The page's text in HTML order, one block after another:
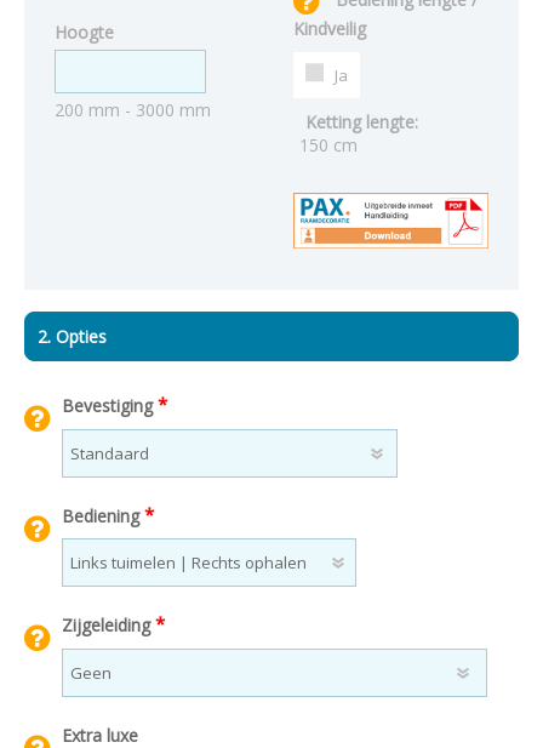
Hoogte
200 mm - 3000 mm
Kindveilig
Ja
Ketting lengte:
150 cm
2. Opties
Bevestiging*
Bediening*
Zijgeleiding*
Extra luxe